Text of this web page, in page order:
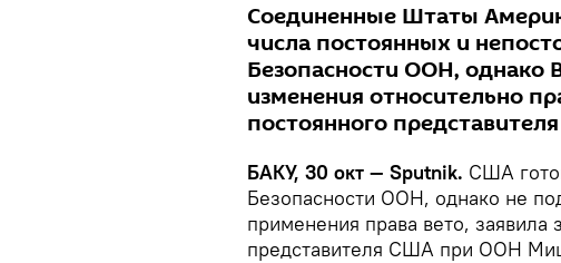
Соединенные Штаты
числа постоянных и
Безопасности ООН, однако
изменения относительно
постоянного
БАКУ, 30 окт — Sputnik. США
Безопасности ООН, однако не
применения права вето, заявила
представителя США при ООН